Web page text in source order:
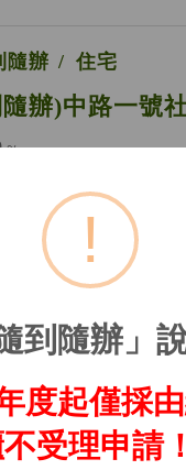
隨辦 住宅
辦)中路一號
~
隨辦 住宅
隨辦)中路二號
隨辦)中路三號
~
!
到隨辦」
度起僅採
受理申請